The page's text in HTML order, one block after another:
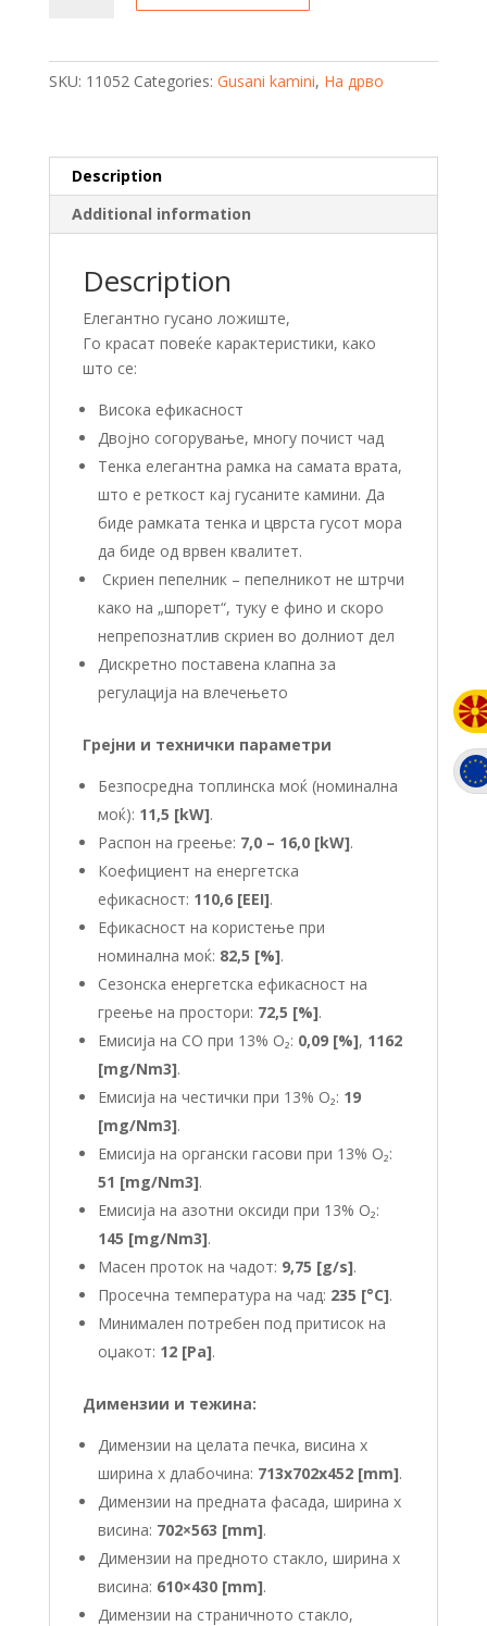
SKU: 11052 Categories: Gusani kamini, На дрво
Description
Additional information
Description
Елегантно гусано ложиште,
Го красат повеќе карактеристики, како
што се:
Висока ефикасност
Двојно согорување, многу почист чад
Тенка елегантна рамка на самата врата,
што е реткост кај гусаните камини. Да
биде рамката тенка и цврста гусот мора
да биде од врвен квалитет.
Скриен пепелник – пепелникот не штрчи
како на „шпорет“, туку е фино и скоро
непрепознатлив скриен во долниот дел
Дискретно поставена клапна за
регулација на влечењето
Грејни и технички параметри
Безпосредна топлинска моќ (номинална
моќ): 11,5 [kW].
Распон на греење: 7,0 – 16,0 [kW].
Коефициент на енергетска
ефикасност: 110,6 [EEI].
Ефикасност на користење при
номинална моќ: 82,5 [%].
Сезонска енергетска ефикасност на
греење на простори: 72,5 [%].
Емисија на CO при 13% O₂: 0,09 [%], 1162
[mg/Nm3].
Емисија на честички при 13% O₂: 19
[mg/Nm3].
Емисија на органски гасови при 13% O₂:
51 [mg/Nm3].
Емисија на азотни оксиди при 13% O₂:
145 [mg/Nm3].
Масен проток на чадот: 9,75 [g/s].
Просечна температура на чад: 235 [°C].
Минимален потребен под притисок на
оџакот: 12 [Pa].
Димензии и тежина:
Димензии на целата печка, висина x
ширина x длабочина: 713x702x452 [mm].
Димензии на предната фасада, ширина x
висина: 702×563 [mm].
Димензии на предното стакло, ширина x
висина: 610×430 [mm].
Димензии на страничното стакло,